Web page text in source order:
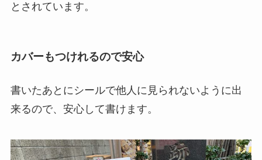
とされています。
カバーもつけれるので安心
書いたあとにシールで他人に見られないように出
来るので、安心して書けます。